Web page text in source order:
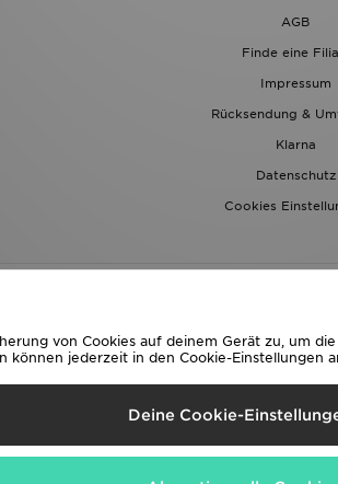
AGB
Finde eine
Impressum
Rücksendung &
Klarna
Datenschutz
Cookies
Nach
Zahlungsmethoden
von Cookies auf deinem Gerät zu, um
jederzeit in den Cookie-Einstellungen
Deine Cookie-